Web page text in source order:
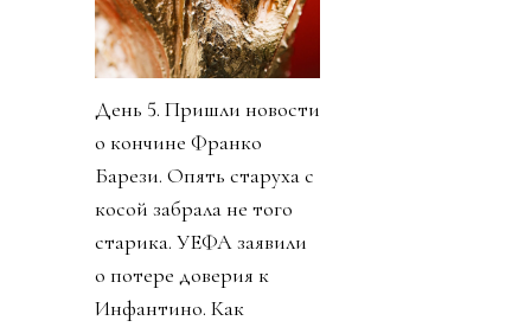
День 5. Пришли новости
о кончине Франко
Барези. Опять старуха с
косой забрала не того
старика. УЕФА заявили
о потере доверия к
Инфантино. Как